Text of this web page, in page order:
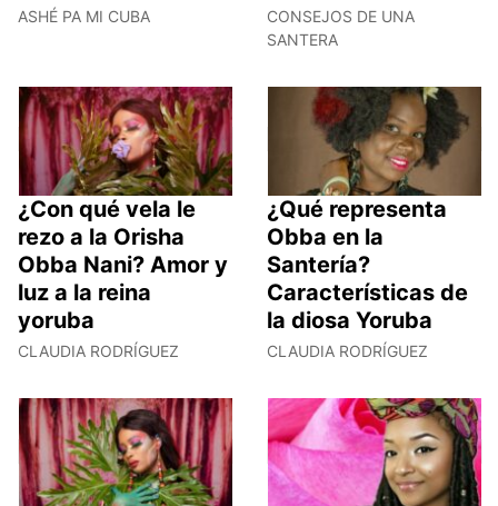
ASHÉ PA MI CUBA
CONSEJOS DE UNA
SANTERA
¿Con qué vela le
rezo a la Orisha
Obba Nani? Amor y
luz a la reina
yoruba
CLAUDIA RODRÍGUEZ
¿Qué representa
Obba en la
Santería?
Características de
la diosa Yoruba
CLAUDIA RODRÍGUEZ